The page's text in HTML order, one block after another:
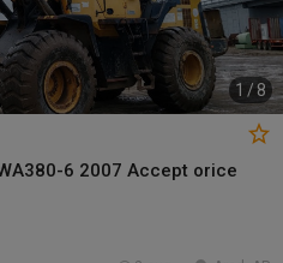
1 /8
6 2007 Accept orice